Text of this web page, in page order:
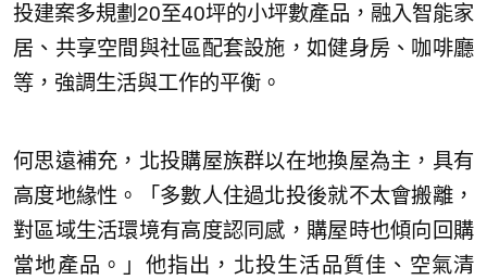
投建案多規劃20至40坪的小坪數產品，融入智能家
居、共享空間與社區配套設施，如健身房、咖啡廳
等，強調生活與工作的平衡。
何思遠補充，北投購屋族群以在地換屋為主，具有
高度地緣性。「多數人住過北投後就不太會搬離，
對區域生活環境有高度認同感，購屋時也傾向回購
當地產品。」他指出，北投生活品質佳、空氣清